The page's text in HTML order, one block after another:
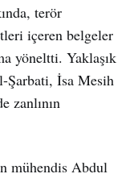
terör
içeren belgeler
yöneltti. Yaklaşık
Şarbati, İsa Mesih
zanlının
mühendis Abdul